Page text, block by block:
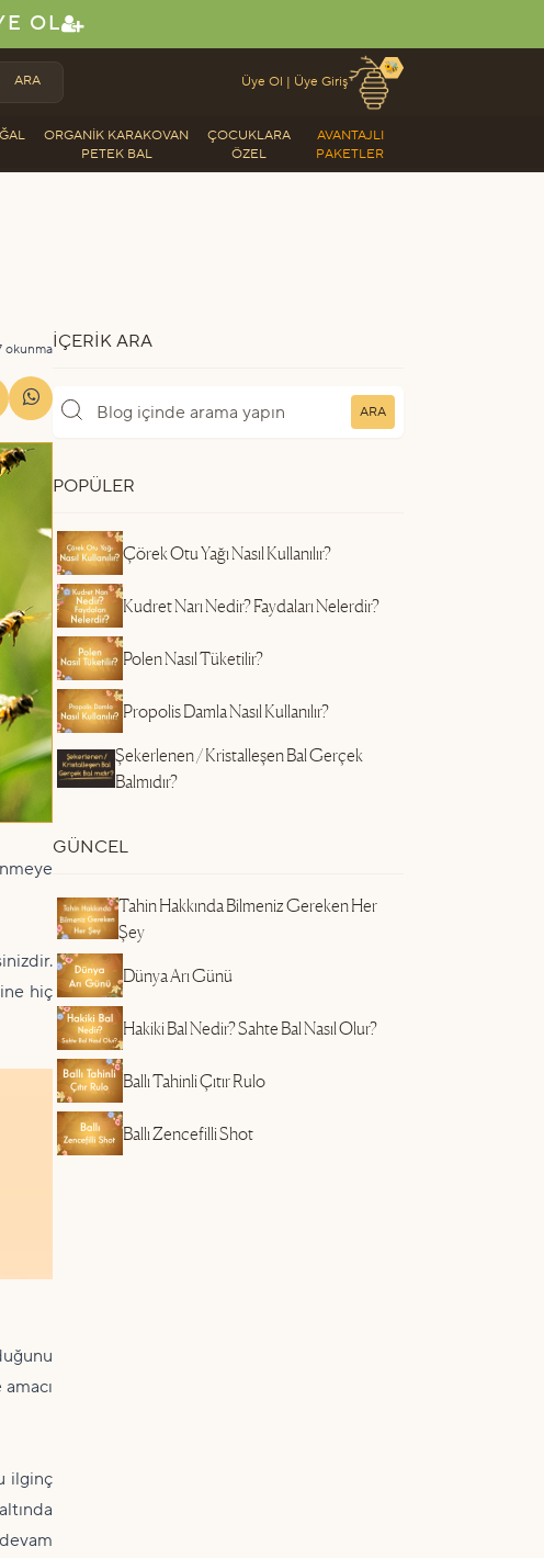
OL
ARA Üye Ol | Üye Giriş
🐝
ORGANIK KARAKOVAN
PETEK BAL
ÇOCUKLARA
ÖZEL
AVANTAJLI
PAKETLER
okunma
hiç
ilginç
İÇERIK ARA
ARA
POPÜLER
Çörek Otu Yağı Nasıl Kullanılır?
Kudret Narı Nedir? Faydaları Nelerdir?
Polen Nasıl Tüketilir?
Propolis Damla Nasıl Kullanılır?
Şekerlenen / Kristalleşen Bal Gerçek
Balmıdır?
GÜNCEL
Tahin Hakkında Bilmeniz Gereken Her
Şey
Dünya Arı Günü
Hakiki Bal Nedir? Sahte Bal Nasıl Olur?
Ballı Tahinli Çıtır Rulo
Ballı Zencefilli Shot